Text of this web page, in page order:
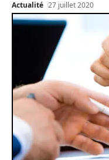
Actualité 27 juillet 2020